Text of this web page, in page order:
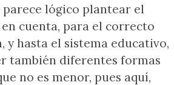
lógico plantear el
cuenta, para el correcto
y hasta el sistema educativo,
también diferentes formas
no es menor, pues aquí,